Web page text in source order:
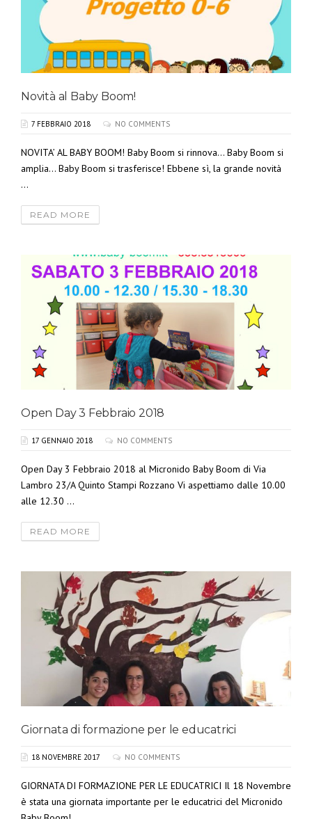
Novità al Baby Boom!
7 FEBBRAIO 2018 NO COMMENTS
NOVITA’ AL BABY BOOM! Baby Boom si rinnova… Baby Boom si
amplia… Baby Boom si trasferisce! Ebbene sì, la grande novità
...
READ MORE
Open Day 3 Febbraio 2018
17 GENNAIO 2018 NO COMMENTS
Open Day 3 Febbraio 2018 al Micronido Baby Boom di Via
Lambro 23/A Quinto Stampi Rozzano Vi aspettiamo dalle 10.00
alle 12.30 ...
READ MORE
Giornata di formazione per le educatrici
18 NOVEMBRE 2017 NO COMMENTS
GIORNATA DI FORMAZIONE PER LE EDUCATRICI Il 18 Novembre
è stata una giornata importante per le educatrici del Micronido